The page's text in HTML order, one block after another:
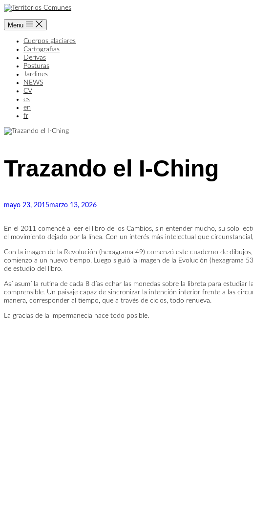
Skip
content
Menu
Cuerpos glaciares
Cartografias
Derivas
Posturas
Jardines
NEWS
CV
es
en
fr
Home
Jardines
Ching
Trazando el I-Ching
mayo 23, 2015marzo 13, 2026
En el 2011 comencé a leer el libro de los Cambios, sin entender mucho, su solo
el movimiento dejado por la línea. Con un interés más intelectual que
Con la imagen de la Revolución (hexagrama 49) comenzó este cuaderno de
comienzo a un nuevo tiempo. Luego siguió la imagen de la Evolución
de estudio del libro.
Así asumí la rutina de cada 8 días echar las monedas sobre la libreta para
comprensible. Un paisaje capaz de sincronizar la intención interior frente a las
manera, corresponder al tiempo, que a través de ciclos, todo renueva.
La gracias de la impermanecia hace todo posible.